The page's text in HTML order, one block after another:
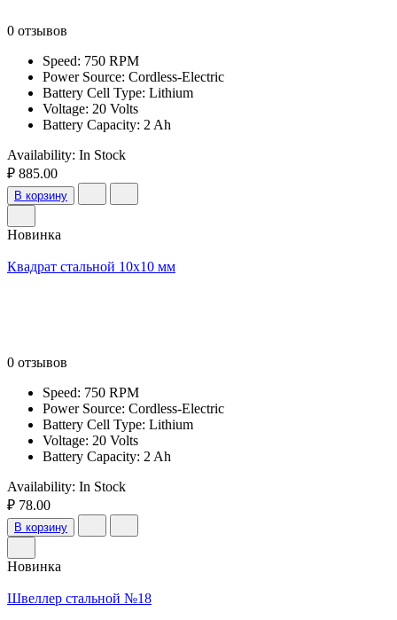
0 отзывов
Speed: 750 RPM
Power Source: Cordless-Electric
Battery Cell Type: Lithium
Voltage: 20 Volts
Battery Capacity: 2 Ah
Availability: In Stock
₽ 885.00
В корзину
Новинка
Квадрат стальной 10х10 мм
0 отзывов
Speed: 750 RPM
Power Source: Cordless-Electric
Battery Cell Type: Lithium
Voltage: 20 Volts
Battery Capacity: 2 Ah
Availability: In Stock
₽ 78.00
В корзину
Новинка
Швеллер стальной №18